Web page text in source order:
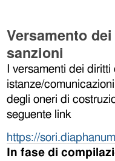
Versamento
sanzioni
I versamenti dei
istanze/
degli oneri di
seguente link
https://
In fase di